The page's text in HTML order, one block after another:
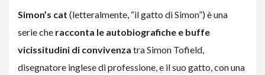
Simon’s cat (letteralmente, “il gatto di Simon”) è una
serie che racconta le autobiografiche e buffe
vicissitudini di convivenza tra Simon Tofield,
disegnatore inglese di professione, e il suo gatto, con una